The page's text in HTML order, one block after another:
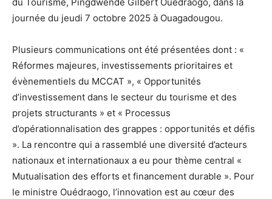
du Tourisme, Pingdwendé Gilbert Ouédraogo, dans la
journée du jeudi 7 octobre 2025 à Ouagadougou.
Plusieurs communications ont été présentées dont : «
Réformes majeures, investissements prioritaires et
évènementiels du MCCAT », « Opportunités
d’investissement dans le secteur du tourisme et des
projets structurants » et « Processus
d’opérationnalisation des grappes : opportunités et défis
». La rencontre qui a rassemblé une diversité d’acteurs
nationaux et internationaux a eu pour thème central «
Mutualisation des efforts et financement durable ». Pour
le ministre Ouédraogo, l’innovation est au cœur des